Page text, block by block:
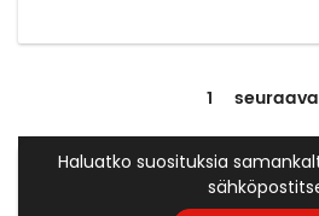
1 seuraava
Haluatko suosituksia